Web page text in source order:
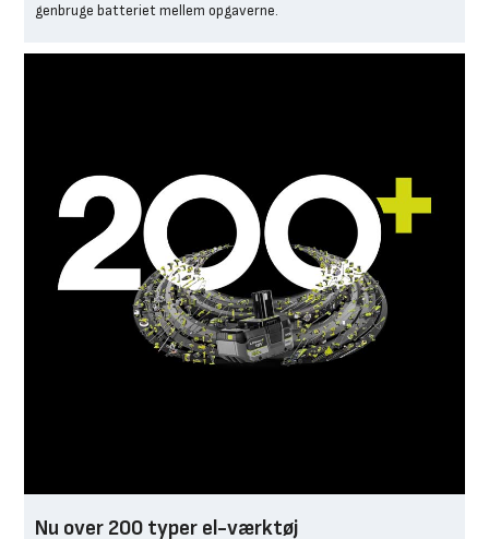
genbruge batteriet mellem opgaverne.
Nu over 200 typer el-værktøj